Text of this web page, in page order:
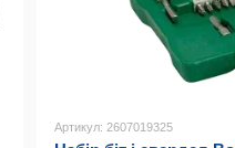
Артикул: 2607019325